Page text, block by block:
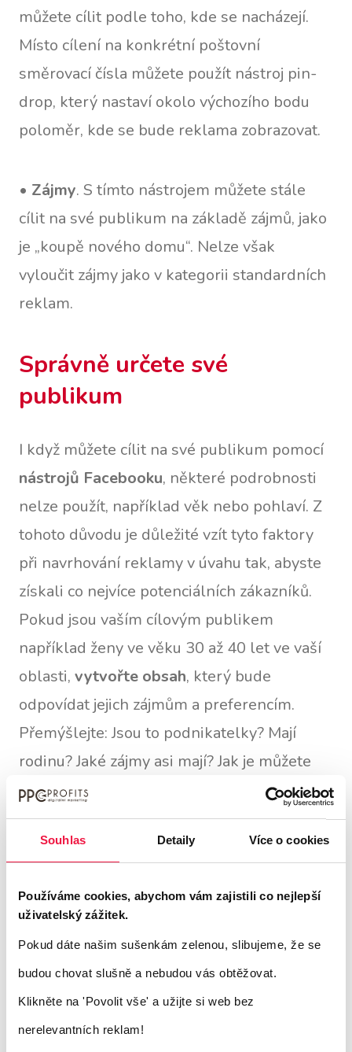
Souhlas Detaily Více o cookies
Používáme cookies, abychom vám zajistili co nejlepší
uživatelský zážitek.
Pokud dáte našim sušenkám zelenou, slibujeme, že se
budou chovat slušně a nebudou vás obtěžovat.
Klikněte na 'Povolit vše' a užijte si web bez
nerelevantních reklam!
můžete cílit podle toho, kde se nacházejí.
Místo cílení na konkrétní poštovní
směrovací čísla můžete použít nástroj pin-
drop, který nastaví okolo výchozího bodu
poloměr, kde se bude reklama zobrazovat.
• Zájmy. S tímto nástrojem můžete stále
cílit na své publikum na základě zájmů, jako
je „koupě nového domu“. Nelze však
vyloučit zájmy jako v kategorii standardních
reklam.
Správně určete své
publikum
I když můžete cílit na své publikum pomocí
nástrojů Facebooku, některé podrobnosti
nelze použít, například věk nebo pohlaví. Z
tohoto důvodu je důležité vzít tyto faktory
při navrhování reklamy v úvahu tak, abyste
získali co nejvíce potenciálních zákazníků.
Pokud jsou vaším cílovým publikem
například ženy ve věku 30 až 40 let ve vaší
oblasti, vytvořte obsah, který bude
odpovídat jejich zájmům a preferencím.
Přemýšlejte: Jsou to podnikatelky? Mají
rodinu? Jaké zájmy asi mají? Jak je můžete
oslovit?
V kategorii zvláštních reklam sicenebudete
neznamená, že nemůžete oslovit konkrétní